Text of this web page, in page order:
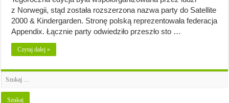
z Norwegii, stąd została rozszerzona nazwa party do Satellite
2000 & Kindergarden. Stronę polską reprezentowała federacja
Appendix. Łącznie party odwiedziło przeszło sto …
Czytaj dalej »